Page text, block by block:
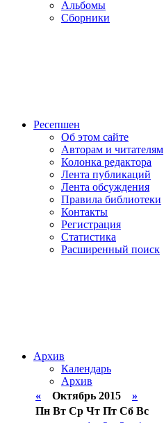
Альбомы
Сборники
Ресепшен
Об этом сайте
Авторам и читателям
Колонка редактора
Лента публикаций
Лента обсуждения
Правила библиотеки
Контакты
Регистрация
Статистика
Расширенный поиск
Архив
Календарь
Архив
« Октябрь 2015 »
Пн Вт Ср Чт Пт Сб Вс